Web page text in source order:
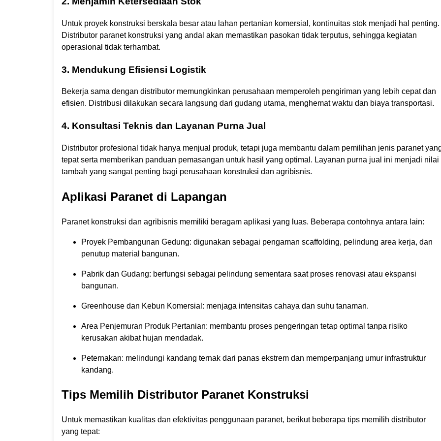
Untuk proyek konstruksi berskala besar atau lahan pertanian komersial, kontinuitas stok menjadi hal penting.
Distributor paranet konstruksi yang andal akan memastikan pasokan tidak terputus, sehingga kegiatan
operasional tidak terhambat.
3. Mendukung Efisiensi Logistik
Bekerja sama dengan distributor memungkinkan perusahaan memperoleh pengiriman yang lebih cepat dan
efisien. Distribusi dilakukan secara langsung dari gudang utama, menghemat waktu dan biaya transportasi.
4. Konsultasi Teknis dan Layanan Purna Jual
Distributor profesional tidak hanya menjual produk, tetapi juga membantu dalam pemilihan jenis paranet
tepat serta memberikan panduan pemasangan untuk hasil yang optimal. Layanan purna jual ini menjadi nilai
tambah yang sangat penting bagi perusahaan konstruksi dan agribisnis.
Aplikasi Paranet di Lapangan
Paranet konstruksi dan agribisnis memiliki beragam aplikasi yang luas. Beberapa contohnya antara lain:
Proyek Pembangunan Gedung: digunakan sebagai pengaman scaffolding, pelindung area kerja, dan
penutup material bangunan.
Pabrik dan Gudang: berfungsi sebagai pelindung sementara saat proses renovasi atau ekspansi
bangunan.
Greenhouse dan Kebun Komersial: menjaga intensitas cahaya dan suhu tanaman.
Area Penjemuran Produk Pertanian: membantu proses pengeringan tetap optimal tanpa risiko
kerusakan akibat hujan mendadak.
Peternakan: melindungi kandang ternak dari panas ekstrem dan memperpanjang umur infrastruktur
kandang.
Tips Memilih Distributor Paranet Konstruksi
Untuk memastikan kualitas dan efektivitas penggunaan paranet, berikut beberapa tips memilih distributor
yang tepat: